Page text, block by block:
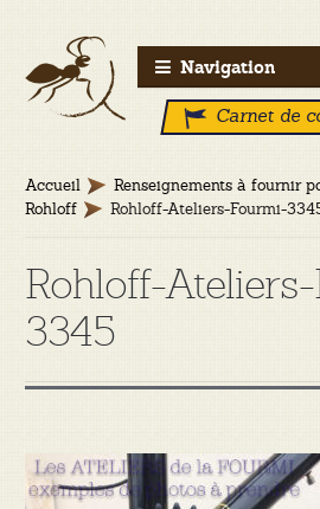
Aller
à
Aller
au
contenu
Navigation
Carnet de
Accueil
Renseignements à fournir
Rohloff
Rohloff-Ateliers-Fourmi-
Rohloff-
3345